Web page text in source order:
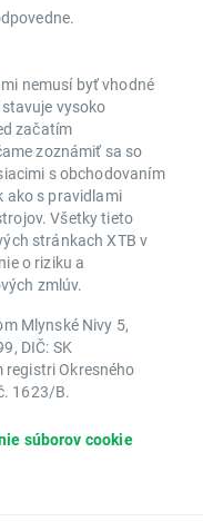
nemusí byť vhodné
vysoko
začatím
zoznámiť sa so
s obchodovaním
ako s pravidlami
Všetky tieto
stránkach XTB v
o riziku a
zmlúv.
Mlynské Nivy 5,
DIČ: SK
Okresného
1623/B.
súborov cookie